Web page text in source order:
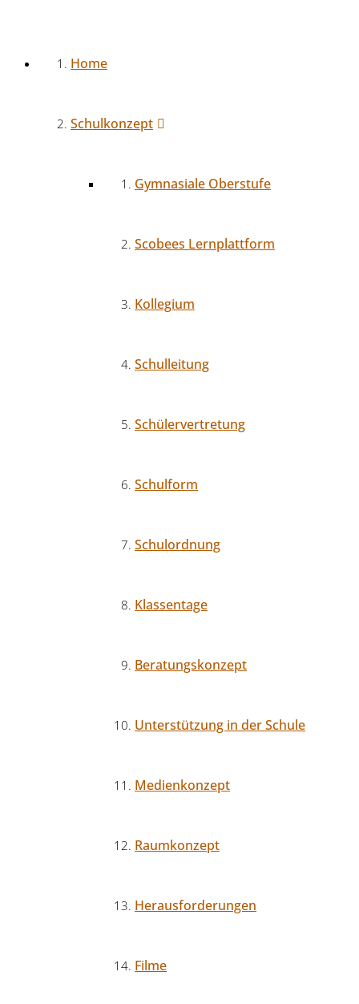
Home
Schulkonzept
Gymnasiale Oberstufe
Scobees Lernplattform
Kollegium
Schulleitung
Schülervertretung
Schulform
Schulordnung
Klassentage
Beratungskonzept
Unterstützung in der Schule
Medienkonzept
Raumkonzept
Herausforderungen
Filme